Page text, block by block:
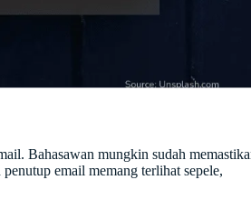
Bahasawan mungkin sudah
email memang terlihat sepele,